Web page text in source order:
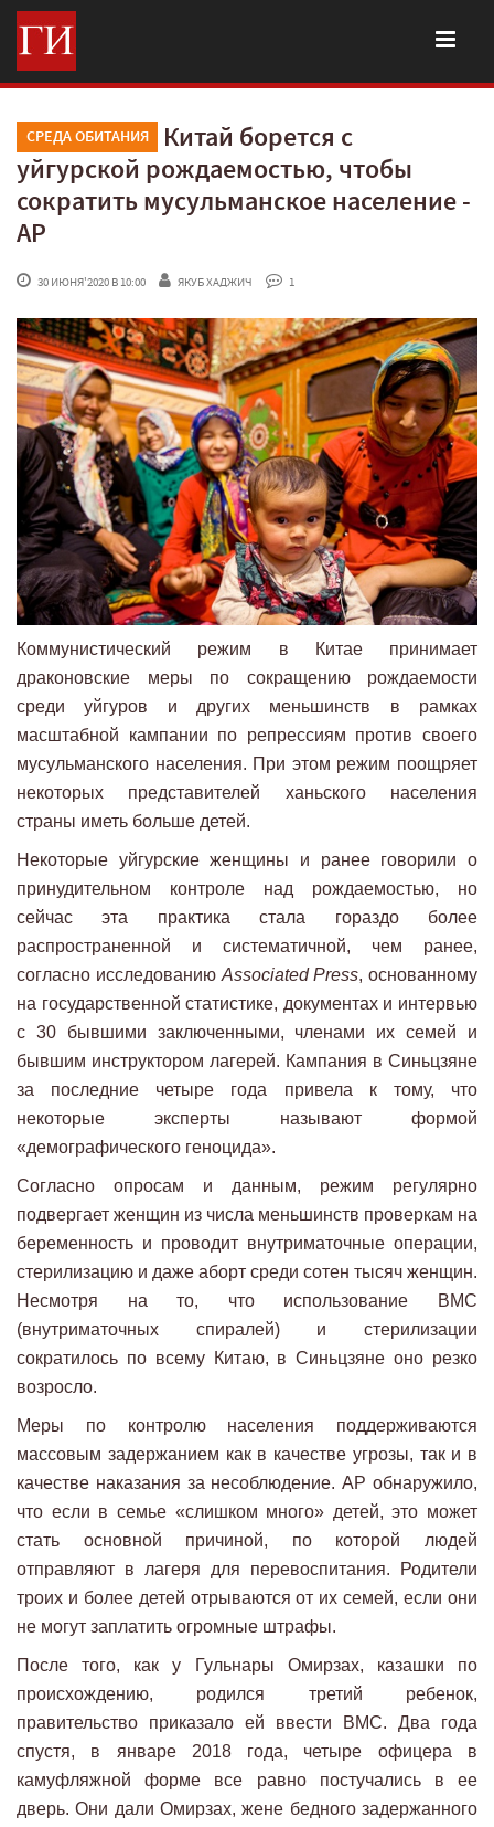
СРЕДА ОБИТАНИЯ
Китай борется с
уйгурской рождаемостью, чтобы
сократить мусульманское население -
AP
30 ИЮНЯ'2020 В 10:00 ЯКУБ ХАДЖИЧ 1
Коммунистический режим в Китае принимает
драконовские меры по сокращению рождаемости
среди уйгуров и других меньшинств в рамках
масштабной кампании по репрессиям против своего
мусульманского населения. При этом режим поощряет
некоторых представителей ханьского населения
страны иметь больше детей.
Некоторые уйгурские женщины и ранее говорили о
принудительном контроле над рождаемостью, но
сейчас эта практика стала гораздо более
распространенной и систематичной, чем ранее,
согласно исследованию Associated Press, основанному
на государственной статистике, документах и ​​интервью
с 30 бывшими заключенными, членами их семей и
бывшим инструктором лагерей. Кампания в Синьцзяне
за последние четыре года привела к тому, что
некоторые эксперты называют формой
«демографического геноцида».
Согласно опросам и данным, режим регулярно
подвергает женщин из числа меньшинств проверкам на
беременность и проводит внутриматочные операции,
стерилизацию и даже аборт среди сотен тысяч женщин.
Несмотря на то, что использование ВМС
(внутриматочных спиралей) и стерилизации
сократилось по всему Китаю, в Синьцзяне оно резко
возросло.
Меры по контролю населения поддерживаются
массовым задержанием как в качестве угрозы, так и в
качестве наказания за несоблюдение. AP обнаружило,
что если в семье «слишком много» детей, это может
стать основной причиной, по которой людей
отправляют в лагеря для перевоспитания. Родители
троих и более детей отрываются от их семей, если они
не могут заплатить огромные штрафы.
После того, как у Гульнары Омирзах, казашки по
происхождению, родился третий ребенок,
правительство приказало ей ввести ВМС. Два года
спустя, в январе 2018 года, четыре офицера в
камуфляжной форме все равно постучались в ее
дверь. Они дали Омирзах, жене бедного задержанного